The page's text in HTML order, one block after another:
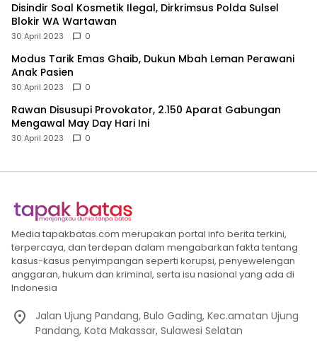
Disindir Soal Kosmetik Ilegal, Dirkrimsus Polda Sulsel
Blokir WA Wartawan
30 April 2023 0
Modus Tarik Emas Ghaib, Dukun Mbah Leman Perawani
Anak Pasien
30 April 2023 0
Rawan Disusupi Provokator, 2.150 Aparat Gabungan
Mengawal May Day Hari Ini
30 April 2023 0
Media tapakbatas.com merupakan portal info berita terkini,
terpercaya, dan terdepan dalam mengabarkan fakta tentang
kasus-kasus penyimpangan seperti korupsi, penyewelengan
anggaran, hukum dan kriminal, serta isu nasional yang ada di
Indonesia
Jalan Ujung Pandang, Bulo Gading, Kec.amatan Ujung
Pandang, Kota Makassar, Sulawesi Selatan